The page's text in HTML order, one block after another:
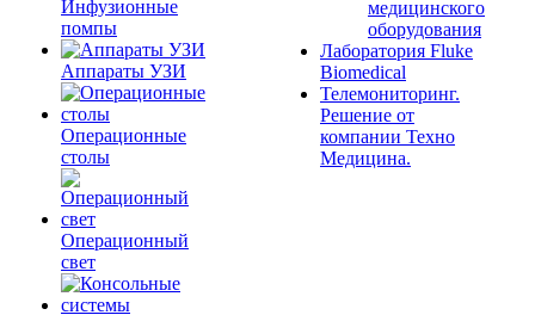
Инфузионные
помпы
Аппараты УЗИ
Операционные
столы
Операционный
свет
медицинского
оборудования
Лаборатория Fluke
Biomedical
Телемониторинг.
Решение от
компании Техно
Медицина.